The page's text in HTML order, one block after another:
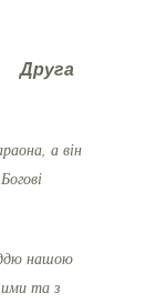
а він
нашою
та з